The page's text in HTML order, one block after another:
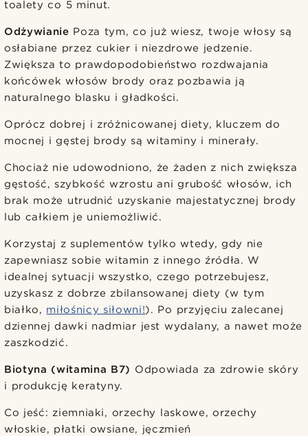
toalety co 5 minut.
Odżywianie Poza tym, co już wiesz, twoje włosy są
osłabiane przez cukier i niezdrowe jedzenie.
Zwiększa to prawdopodobieństwo rozdwajania
końcówek włosów brody oraz pozbawia ją
naturalnego blasku i gładkości.
Oprócz dobrej i zróżnicowanej diety, kluczem do
mocnej i gęstej brody są witaminy i minerały.
Chociaż nie udowodniono, że żaden z nich zwiększa
gęstość, szybkość wzrostu ani grubość włosów, ich
brak może utrudnić uzyskanie majestatycznej brody
lub całkiem je uniemożliwić.
Korzystaj z suplementów tylko wtedy, gdy nie
zapewniasz sobie witamin z innego źródła. W
idealnej sytuacji wszystko, czego potrzebujesz,
uzyskasz z dobrze zbilansowanej diety (w tym
białko, miłośnicy siłowni!). Po przyjęciu zalecanej
dziennej dawki nadmiar jest wydalany, a nawet może
zaszkodzić.
Biotyna (witamina B7) Odpowiada za zdrowie skóry
i produkcję keratyny.
Co jeść: ziemniaki, orzechy laskowe, orzechy
włoskie, płatki owsiane, jęczmień